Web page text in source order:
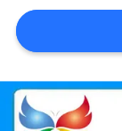
FORDERN
ZITAT